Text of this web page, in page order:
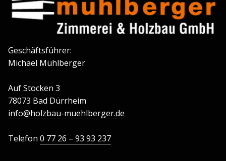
Geschäftsführer:
Michael Mühlberger
Auf Stocken 3
78073 Bad Dürrheim
info@holzbau-muehlberger.de
Telefon 0 77 26 – 93 93 237